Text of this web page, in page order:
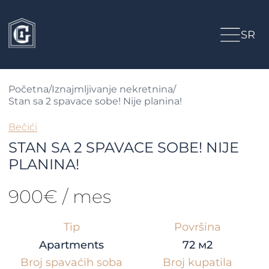
SR
Početna/Iznajmljivanje nekretnina/
Stan sa 2 spavace sobe! Nije planina!
Bečići
STAN SA 2 SPAVACE SOBE! NIJE
PLANINA!
900€ / mes
Tip
Apartments
Površina
72 м2
Broj spavaćih soba
Broj kupatila